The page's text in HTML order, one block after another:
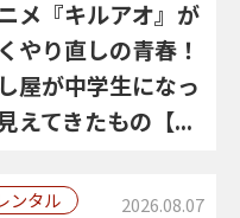
メ『キルアオ』が
やり直しの青春！
屋が中学生になっ
えてきたもの【...
ンタル 2026.08.07